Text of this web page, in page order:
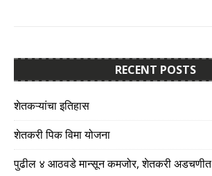
RECENT POSTS
शेतकऱ्यांचा इतिहास
शेतकरी पिक विमा योजना
पुढील ४ आठवडे मान्सून कमजोर, शेतकरी अडचणीत